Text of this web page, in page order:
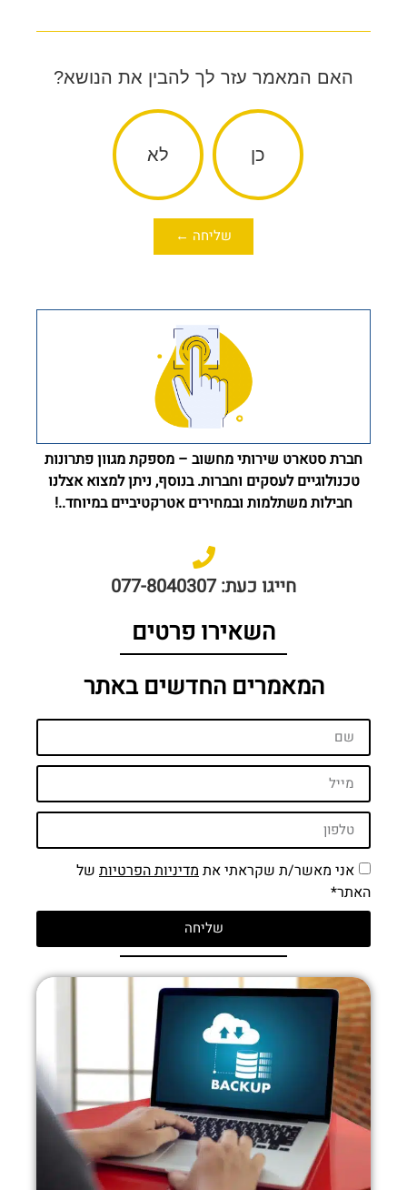
האם המאמר עזר לך להבין את הנושא?
כן לא
שליחה ←
חברת סטארט שירותי מחשוב – מספקת מגוון פתרונות
טכנולוגיים לעסקים וחברות. בנוסף, ניתן למצוא אצלנו
חבילות משתלמות ובמחירים אטרקטיביים במיוחד..!
חייגו כעת: 077-8040307
השאירו פרטים
המאמרים החדשים באתר
אני מאשר/ת שקראתי את מדיניות הפרטיות של
האתר*
שליחה